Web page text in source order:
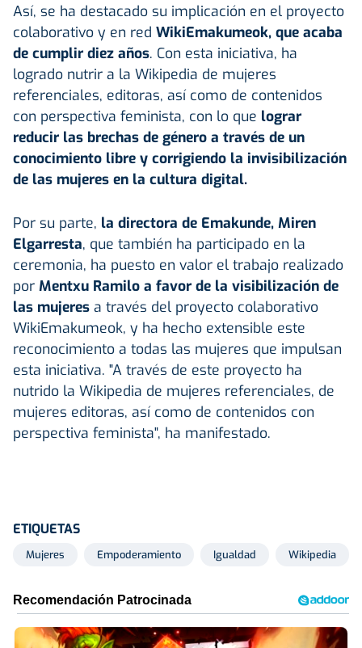
Así, se ha destacado su implicación en el proyecto
colaborativo y en red WikiEmakumeok, que acaba
de cumplir diez años. Con esta iniciativa, ha
logrado nutrir a la Wikipedia de mujeres
referenciales, editoras, así como de contenidos
con perspectiva feminista, con lo que lograr
reducir las brechas de género a través de un
conocimiento libre y corrigiendo la invisibilización
de las mujeres en la cultura digital.
Por su parte, la directora de Emakunde, Miren
Elgarresta, que también ha participado en la
ceremonia, ha puesto en valor el trabajo realizado
por Mentxu Ramilo a favor de la visibilización de
las mujeres a través del proyecto colaborativo
WikiEmakumeok, y ha hecho extensible este
reconocimiento a todas las mujeres que impulsan
esta iniciativa. "A través de este proyecto ha
nutrido la Wikipedia de mujeres referenciales, de
mujeres editoras, así como de contenidos con
perspectiva feminista", ha manifestado.
ETIQUETAS
Mujeres Empoderamiento Igualdad Wikipedia